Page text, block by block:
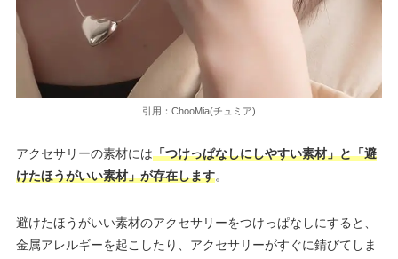
引用：ChooMia(チュミア)
アクセサリーの素材には「つけっぱなしにしやすい素材」と「避
けたほうがいい素材」が存在します。
避けたほうがいい素材のアクセサリーをつけっぱなしにすると、
金属アレルギーを起こしたり、アクセサリーがすぐに錆びてしま